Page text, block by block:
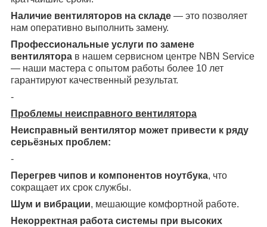
Наличие вентиляторов на складе — это позволяет
нам оперативно выполнить замену.
Профессиональные услуги по замене
вентилятора в нашем сервисном центре NBN Service
— наши мастера с опытом работы более 10 лет
гарантируют качественный результат.
-
Проблемы неисправного вентилятора
Неисправный вентилятор может привести к ряду
серьёзных проблем:
-
Перегрев чипов и компонентов ноутбука, что
сокращает их срок службы.
Шум и вибрации, мешающие комфортной работе.
Некорректная работа системы при высоких